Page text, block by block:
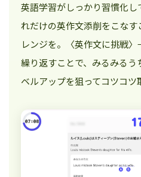
英語学習がしっかり習慣化
れだけの英作文添削をこな
レンジを。〈英作文に挑戦
繰り返すことで、みるみる
ベルアップを狙ってコツコツ